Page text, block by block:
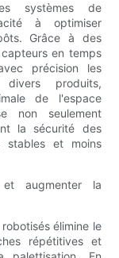
systèmes de
à optimiser
Grâce à des
en temps
précision les
divers produits,
de l'espace
non seulement
la sécurité des
stables et moins
augmenter la
élimine le
répétitives et